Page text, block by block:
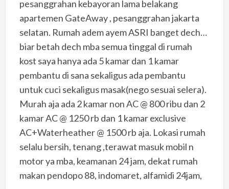
pesanggrahan kebayoran lama belakang
apartemen GateAway , pesanggrahan jakarta
selatan. Rumah adem ayem ASRI banget dech…
biar betah dech mba semua tinggal di rumah
kost saya hanya ada 5 kamar dan 1 kamar
pembantu di sana sekaligus ada pembantu
untuk cuci sekaligus masak(nego sesuai selera).
Murah aja ada 2 kamar non AC @ 800 ribu dan 2
kamar AC @ 1250 rb dan 1 kamar exclusive
AC+Waterheather @ 1500 rb aja. Lokasi rumah
selalu bersih, tenang ,terawat masuk mobil n
motor ya mba, keamanan 24 jam, dekat rumah
makan pendopo 88, indomaret, alfamidi 24jam,